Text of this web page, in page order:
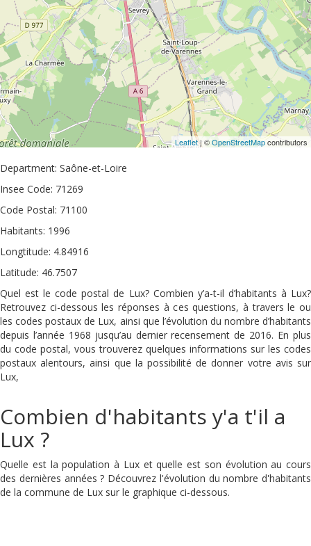
Leaflet| ©OpenStreetMapcontributors
Department: Saône-et-Loire
Insee Code: 71269
Code Postal: 71100
Habitants: 1996
Longtitude: 4.84916
Latitude: 46.7507
Quel est le code postal de Lux? Combien y’a-t-il d’habitants à Lux?
Retrouvez ci-dessous les réponses à ces questions, à travers le ou
les codes postaux de Lux, ainsi que l’évolution du nombre d’habitants
depuis l’année 1968 jusqu’au dernier recensement de 2016. En plus
du code postal, vous trouverez quelques informations sur les codes
postaux alentours, ainsi que la possibilité de donner votre avis sur
Lux,
Combien d'habitants y'a t'il a
Lux ?
Quelle est la population à Lux et quelle est son évolution au cours
des dernières années ? Découvrez l'évolution du nombre d'habitants
de la commune de Lux sur le graphique ci-dessous.